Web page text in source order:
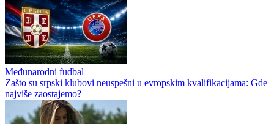
Međunarodni fudbal
Zašto su srpski klubovi neuspešni u evropskim kvalifikacijama: Gde
najviše zaostajemo?